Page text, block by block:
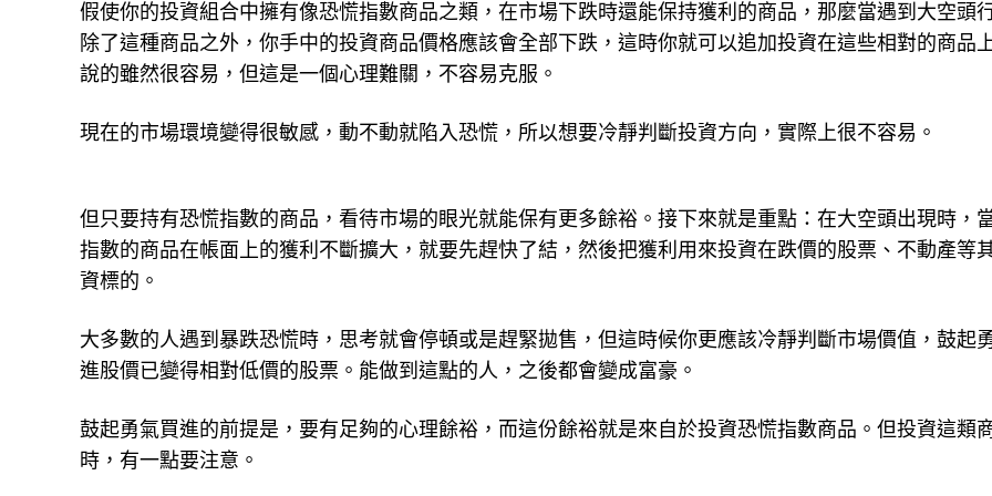
假使你的投資組合中擁有像恐慌指數商品之類，在市場下跌時還能保持獲利的商品，那麼當遇到大空頭
除了這種商品之外，你手中的投資商品價格應該會全部下跌，這時你就可以追加投資在這些相對的商品
說的雖然很容易，但這是一個心理難關，不容易克服。
現在的市場環境變得很敏感，動不動就陷入恐慌，所以想要冷靜判斷投資方向，實際上很不容易。
但只要持有恐慌指數的商品，看待市場的眼光就能保有更多餘裕。接下來就是重點：在大空頭出現時，
指數的商品在帳面上的獲利不斷擴大，就要先趕快了結，然後把獲利用來投資在跌價的股票、不動產等
資標的。
大多數的人遇到暴跌恐慌時，思考就會停頓或是趕緊拋售，但這時候你更應該冷靜判斷市場價值，鼓起
進股價已變得相對低價的股票。能做到這點的人，之後都會變成富豪。
鼓起勇氣買進的前提是，要有足夠的心理餘裕，而這份餘裕就是來自於投資恐慌指數商品。但投資這類
時，有一點要注意。